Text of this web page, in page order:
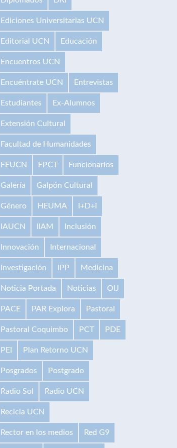
Ediciones Universitarias UCN
Editorial UCN Educación
Encuentros UCN
Encuéntrate UCN Entrevistas
Estudiantes Ex-Alumnos
Extensión Cultural
Facultad de Humanidades
FEUCN FPCT Funcionarios
Galería Galpón Cultural
Género HEUMA I+D+i
IAUCN IIAM Inclusión
Innovación Internacional
Investigación IPP Medicina
Noticia Portada Noticias OIJ
PACE PAR Explora Pastoral
Pastoral Coquimbo PCT PDE
PEI Plan Retorno UCN
Posgrados Postgrado
Radio Sol Radio UCN
Recicla UCN
Rector en los medios Red G9